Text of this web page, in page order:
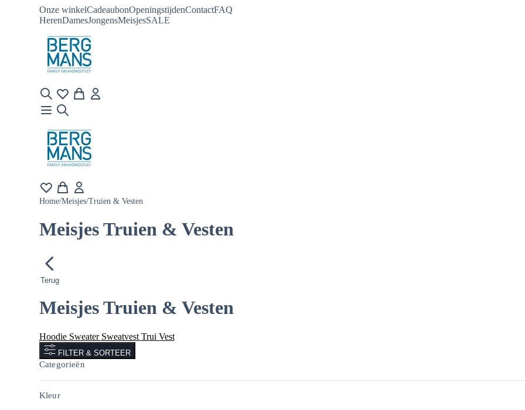
Onze winkelCadeaubonOpeningstijdenContactFAQ
HerenDamesJongensMeisjesSALE
Home/Meisjes/Truien & Vesten
Meisjes Truien & Vesten
Terug
Meisjes Truien & Vesten
Hoodie Sweater Sweatvest Trui Vest
FILTER & SORTEER
Categorieën
Kleur